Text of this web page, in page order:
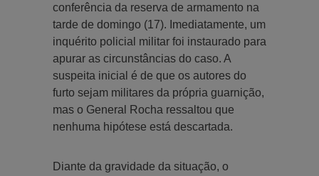
conferência da reserva de armamento na
tarde de domingo (17). Imediatamente, um
inquérito policial militar foi instaurado para
apurar as circunstâncias do caso. A
suspeita inicial é de que os autores do
furto sejam militares da própria guarnição,
mas o General Rocha ressaltou que
nenhuma hipótese está descartada.
Diante da gravidade da situação, o